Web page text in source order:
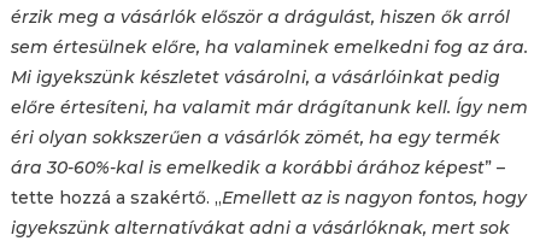
érzik meg a vásárlók először a drágulást, hiszen ők arról
sem értesülnek előre, ha valaminek emelkedni fog az ára.
Mi igyekszünk készletet vásárolni, a vásárlóinkat pedig
előre értesíteni, ha valamit már drágítanunk kell. Így nem
éri olyan sokkszerűen a vásárlók zömét, ha egy termék
ára 30-60%-kal is emelkedik a korábbi árához képest” –
tette hozzá a szakértő. „Emellett az is nagyon fontos, hogy
igyekszünk alternatívákat adni a vásárlóknak, mert sok